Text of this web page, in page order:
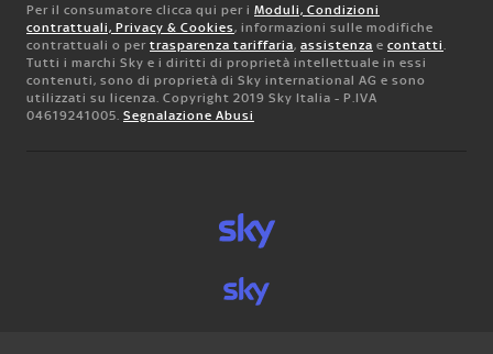
Per il consumatore clicca qui per i Moduli, Condizioni
contrattuali, Privacy & Cookies, informazioni sulle modifiche
contrattuali o per trasparenza tariffaria, assistenza e contatti.
Tutti i marchi Sky e i diritti di proprietà intellettuale in essi
contenuti, sono di proprietà di Sky international AG e sono
utilizzati su licenza. Copyright 2019 Sky Italia - P.IVA
04619241005. Segnalazione Abusi